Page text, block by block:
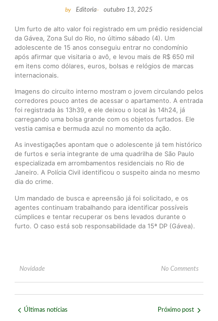
by Editoria- outubro 13, 2025
Um furto de alto valor foi registrado em um prédio residencial
da Gávea, Zona Sul do Rio, no último sábado (4). Um
adolescente de 15 anos conseguiu entrar no condomínio
após afirmar que visitaria o avô, e levou mais de R$ 650 mil
em itens como dólares, euros, bolsas e relógios de marcas
internacionais.
Imagens do circuito interno mostram o jovem circulando pelos
corredores pouco antes de acessar o apartamento. A entrada
foi registrada às 13h39, e ele deixou o local às 14h24, já
carregando uma bolsa grande com os objetos furtados. Ele
vestia camisa e bermuda azul no momento da ação.
As investigações apontam que o adolescente já tem histórico
de furtos e seria integrante de uma quadrilha de São Paulo
especializada em arrombamentos residenciais no Rio de
Janeiro. A Polícia Civil identificou o suspeito ainda no mesmo
dia do crime.
Um mandado de busca e apreensão já foi solicitado, e os
agentes continuam trabalhando para identificar possíveis
cúmplices e tentar recuperar os bens levados durante o
furto. O caso está sob responsabilidade da 15ª DP (Gávea).
Novidade No Comments
Últimas notícias Próximo post